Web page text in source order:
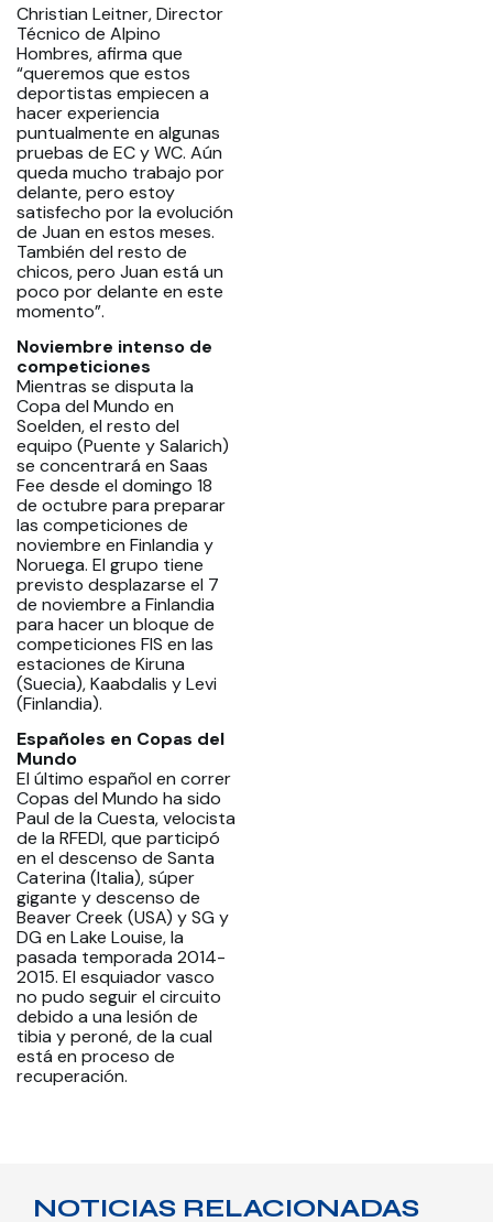
Christian Leitner, Director
Técnico de Alpino
Hombres, afirma que
“queremos que estos
deportistas empiecen a
hacer experiencia
puntualmente en algunas
pruebas de EC y WC. Aún
queda mucho trabajo por
delante, pero estoy
satisfecho por la evolución
de Juan en estos meses.
También del resto de
chicos, pero Juan está un
poco por delante en este
momento”.
Noviembre intenso de
competiciones
Mientras se disputa la
Copa del Mundo en
Soelden, el resto del
equipo (Puente y Salarich)
se concentrará en Saas
Fee desde el domingo 18
de octubre para preparar
las competiciones de
noviembre en Finlandia y
Noruega. El grupo tiene
previsto desplazarse el 7
de noviembre a Finlandia
para hacer un bloque de
competiciones FIS en las
estaciones de Kiruna
(Suecia), Kaabdalis y Levi
(Finlandia).
Españoles en Copas del
Mundo
El último español en correr
Copas del Mundo ha sido
Paul de la Cuesta, velocista
de la RFEDI, que participó
en el descenso de Santa
Caterina (Italia), súper
gigante y descenso de
Beaver Creek (USA) y SG y
DG en Lake Louise, la
pasada temporada 2014-
2015. El esquiador vasco
no pudo seguir el circuito
debido a una lesión de
tibia y peroné, de la cual
está en proceso de
recuperación.
NOTICIAS RELACIONADAS